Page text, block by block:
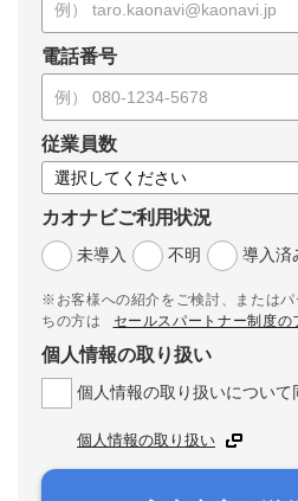
電話番号
従業員数
カオナビご利用状況
未導入
不明 導入済
※お客様への紹介をご検討、または
ちの方は
セールスパートナー制度の
個人情報の取り扱い
個人情報の取り扱いについて
個人情報の取り扱い